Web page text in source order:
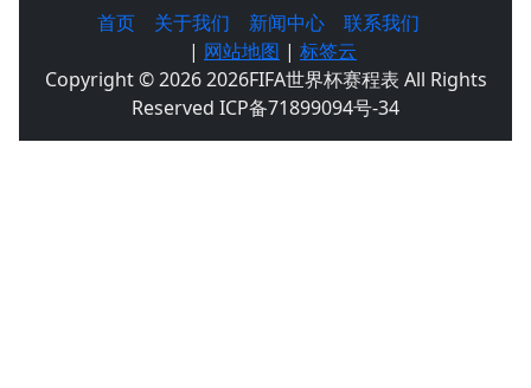
首页 关于我们 新闻中心
联系我们
| 网站地图 | 标签云
Copyright © 2026 2026FIFA世界杯赛程表 All Rights
Reserved ICP备71899094号-34